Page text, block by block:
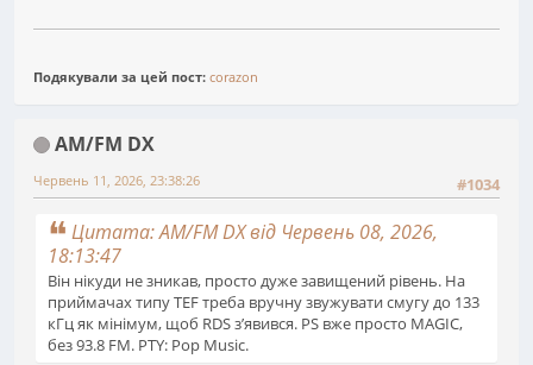
Подякували за цей пост: corazon
AM/FM DX
#1034
Червень 11, 2026, 23:38:26
Цитата: AM/FM DX від Червень 08, 2026,
18:13:47
Він нікуди не зникав, просто дуже завищений рівень. На
приймачах типу TEF треба вручну звужувати смугу до 133
кГц як мінімум, щоб RDS зʼявився. PS вже просто MAGIC,
без 93.8 FM. PTY: Pop Music.